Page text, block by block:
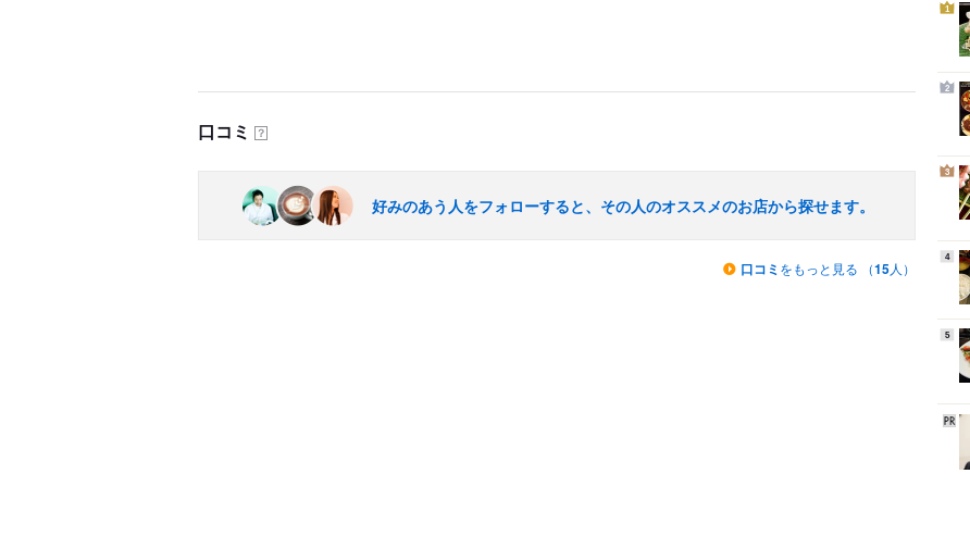
口コミ ？
好みのあう人をフォローすると、その人のオススメのお店から探せます。
口コミ をもっと見る （15人）
1
2
3
4
5